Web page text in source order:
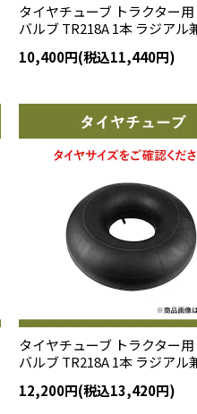
タイヤチューブ トラクター用
バルブ TR218A 1本 ラジアル
10,400円(税込11,440円)
タイヤチューブ トラクター
バルブ TR218A 1本 ラジアル
12,200円(税込13,420円)